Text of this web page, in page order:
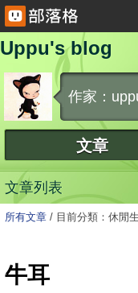
Uppu's blog
作家：
文章
文章列表
所有文章 / 目前分類：休閒
牛耳